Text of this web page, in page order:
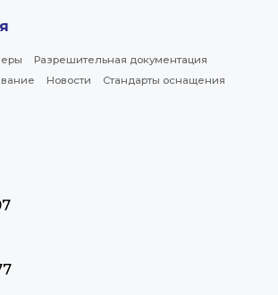
Разрешительная документация
Новости
Стандарты оснащения